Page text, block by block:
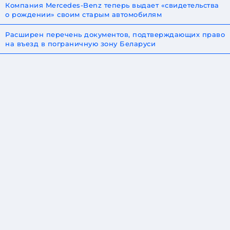
Компания Mercedes-Benz теперь выдает «свидетельства
о рождении» своим старым автомобилям
Расширен перечень документов, подтверждающих право
на въезд в пограничную зону Беларуси